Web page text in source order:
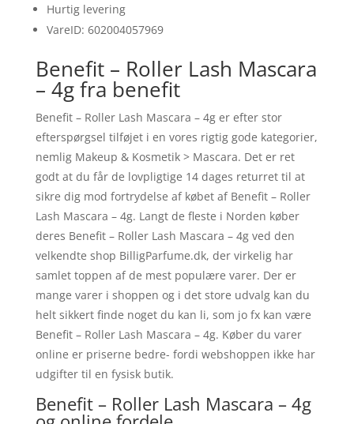
Hurtig levering
VareID: 602004057969
Benefit – Roller Lash Mascara
– 4g fra benefit
Benefit – Roller Lash Mascara – 4g er efter stor
efterspørgsel tilføjet i en vores rigtig gode kategorier,
nemlig Makeup & Kosmetik > Mascara. Det er ret
godt at du får de lovpligtige 14 dages returret til at
sikre dig mod fortrydelse af købet af Benefit – Roller
Lash Mascara – 4g. Langt de fleste i Norden køber
deres Benefit – Roller Lash Mascara – 4g ved den
velkendte shop BilligParfume.dk, der virkelig har
samlet toppen af de mest populære varer. Der er
mange varer i shoppen og i det store udvalg kan du
helt sikkert finde noget du kan li, som jo fx kan være
Benefit – Roller Lash Mascara – 4g. Køber du varer
online er priserne bedre- fordi webshoppen ikke har
udgifter til en fysisk butik.
Benefit – Roller Lash Mascara – 4g